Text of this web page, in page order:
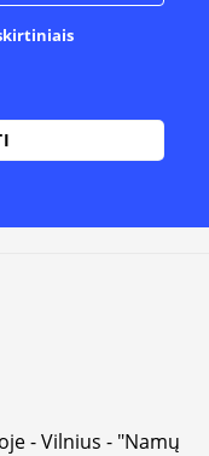
- Vilnius - "Namų